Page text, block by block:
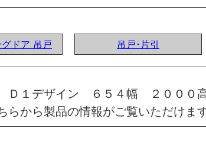
ドア 吊戸 吊戸･片引
１デザイン ６５４幅 ２０００
らから製品の情報がご覧いただけま